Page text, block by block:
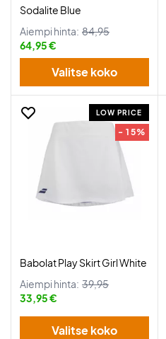
Sodalite Blue
Aiempi hinta: 84,95
64,95 €
Valitse koko
LOW PRICE
- 15%
Babolat Play Skirt Girl White
Aiempi hinta: 39,95
33,95 €
Valitse koko